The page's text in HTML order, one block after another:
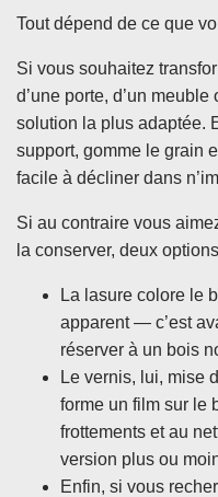
Tout dépend de ce que
Si vous souhaitez
d’une porte, d’un
solution la plus adaptée.
support, gomme le grain
facile à décliner dans
Si au contraire vous
la conserver, deux
La lasure colore le
apparent — c’est
réserver à un bois
Le vernis, lui, mise
forme un film sur le
frottements et au
version plus ou
Enfin, si vous